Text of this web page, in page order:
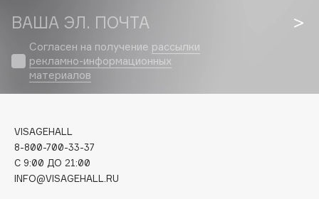
Carolina Herrera
Catrice
Celimax
Clarette
Clarins
Clarins Precious
ВАША ЭЛ. ПОЧТА
Согласен на получение рассылки
рекламно-информационных
материалов
VISAGEHALL
8-800-700-33-37
C 9:00 ДО 21:00
INFO@VISAGEHALL.RU